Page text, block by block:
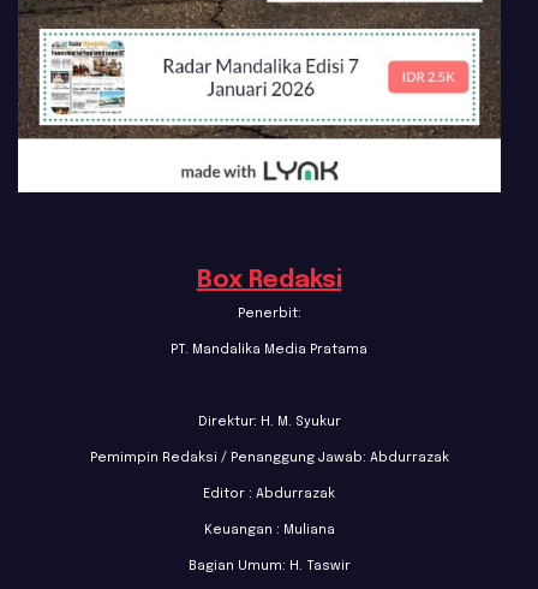
Box Redaksi
Penerbit:
PT. Mandalika Media Pratama
Direktur: H. M. Syukur
Pemimpin Redaksi / Penanggung Jawab: Abdurrazak
Editor : Abdurrazak
Keuangan : Muliana
Bagian Umum: H. Taswir